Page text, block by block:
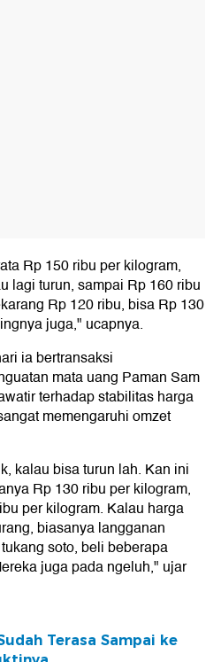
Rp 150 ribu per kilogram,
lagi turun, sampai Rp 160 ribu
Rp 120 ribu, bisa Rp 130
juga," ucapnya.
ia bertransaksi
mata uang Paman Sam
terhadap stabilitas harga
memengaruhi omzet
kalau bisa turun lah. Kan ini
Rp 130 ribu per kilogram,
per kilogram. Kalau harga
biasanya langganan
soto, beli beberapa
juga pada ngeluh," ujar
Terasa Sampai ke